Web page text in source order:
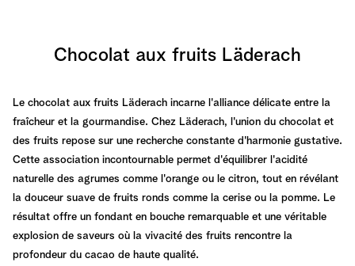
Chocolat aux fruits Läderach
Le chocolat aux fruits Läderach incarne l'alliance délicate entre la
fraîcheur et la gourmandise. Chez Läderach, l'union du chocolat et
des fruits repose sur une recherche constante d'harmonie gustative.
Cette association incontournable permet d'équilibrer l'acidité
naturelle des agrumes comme l'orange ou le citron, tout en révélant
la douceur suave de fruits ronds comme la cerise ou la pomme. Le
résultat offre un fondant en bouche remarquable et une véritable
explosion de saveurs où la vivacité des fruits rencontre la
profondeur du cacao de haute qualité.